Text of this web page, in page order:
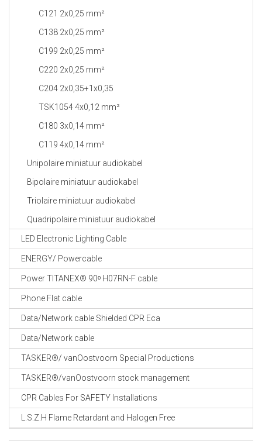
C121 2x0,25 mm²
C138 2x0,25 mm²
C199 2x0,25 mm²
C220 2x0,25 mm²
C204 2x0,35+1x0,35
TSK1054 4x0,12 mm²
C180 3x0,14 mm²
C119 4x0,14 mm²
Unipolaire miniatuur audiokabel
Bipolaire miniatuur audiokabel
Triolaire miniatuur audiokabel
Quadripolaire miniatuur audiokabel
LED Electronic Lighting Cable
ENERGY/ Powercable
Power TITANEX® 90ᵒ H07RN-F cable
Phone Flat cable
Data/Network cable Shielded CPR Eca
Data/Network cable
TASKER®/ vanOostvoorn Special Productions
TASKER®/vanOostvoorn stock management
CPR Cables For SAFETY Installations
L.S.Z.H Flame Retardant and Halogen Free